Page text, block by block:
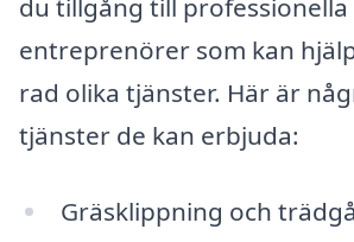
du tillgång till professionella
entreprenörer som kan
rad olika tjänster. Här är
tjänster de kan erbjuda:
Gräsklippning och